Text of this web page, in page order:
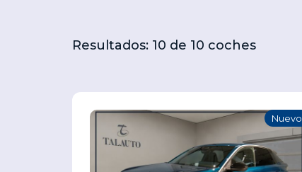
Resultados: 10 de 10 coches
Nuevo